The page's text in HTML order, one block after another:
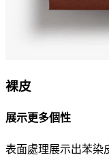
裸皮
展示更多個性
表面處理展示出苯染